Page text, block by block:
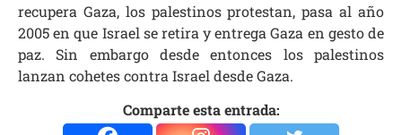
recupera Gaza, los palestinos protestan, pasa al año
2005 en que Israel se retira y entrega Gaza en gesto de
paz. Sin embargo desde entonces los palestinos
lanzan cohetes contra Israel desde Gaza.
Comparte esta entrada: